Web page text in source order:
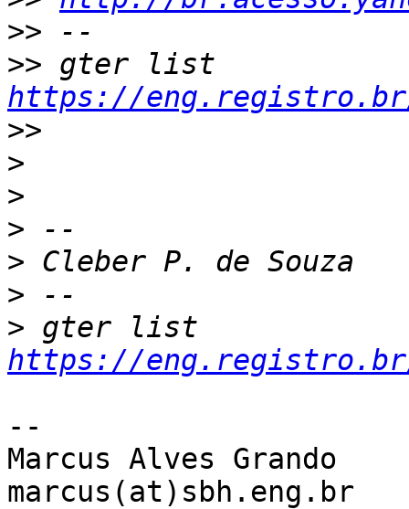
>>
>>
https://
>>
>
>
>
>
>
>
https://
--
Marcus Alves Grando
marcus(at)sbh.eng.br